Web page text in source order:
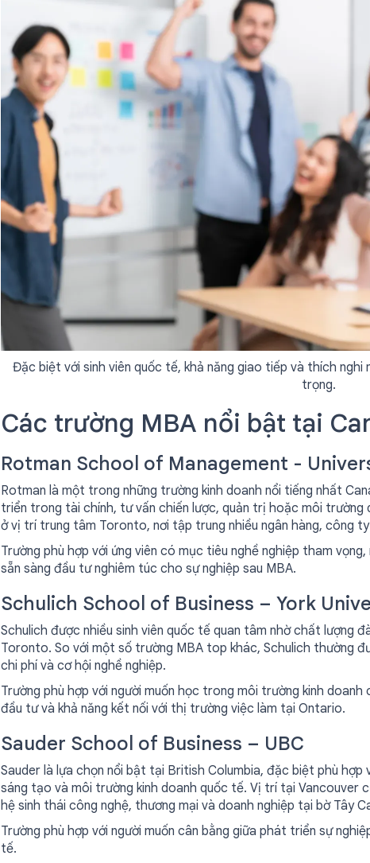
Đặc biệt với sinh viên quốc tế, khả năng giao tiếp và thích
trọng.
Các trường MBA nổi bật tại
Rotman School of Management -
Rotman là một trong những trường kinh doanh nổi tiếng nhất
triển trong tài chính, tư vấn chiến lược, quản trị hoặc môi trường
ở vị trí trung tâm Toronto, nơi tập trung nhiều ngân hàng, công
Trường phù hợp với ứng viên có mục tiêu nghề nghiệp tham
sẵn sàng đầu tư nghiêm túc cho sự nghiệp sau MBA.
Schulich School of Business – York
Schulich được nhiều sinh viên quốc tế quan tâm nhờ chất
Toronto. So với một số trường MBA top khác, Schulich thường
chi phí và cơ hội nghề nghiệp.
Trường phù hợp với người muốn học trong môi trường kinh doanh
đầu tư và khả năng kết nối với thị trường việc làm tại Ontario.
Sauder School of Business – UBC
Sauder là lựa chọn nổi bật tại British Columbia, đặc biệt phù hợp
sáng tạo và môi trường kinh doanh quốc tế. Vị trí tại Vancouver
hệ sinh thái công nghệ, thương mại và doanh nghiệp tại bờ Tây
Trường phù hợp với người muốn cân bằng giữa phát triển sự
tế.